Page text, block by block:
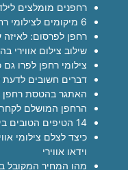
רחפנים מומלצים
6 מיקומים לצילומי רחפן בנתניה
רחפן לפרסום:
שילוב צילום אווירי
צילומי רחפן לפרו גם
דברים חשובים לדעת
האתגר בהטסת רחפן
הרחפן המושלם
14 הטיפים הטובים ביותר על רחפנים מקצועיים וצילומי רחפן
כיצד לצלם צילומי
וידאו אווירי
מהו המחיר המקובל